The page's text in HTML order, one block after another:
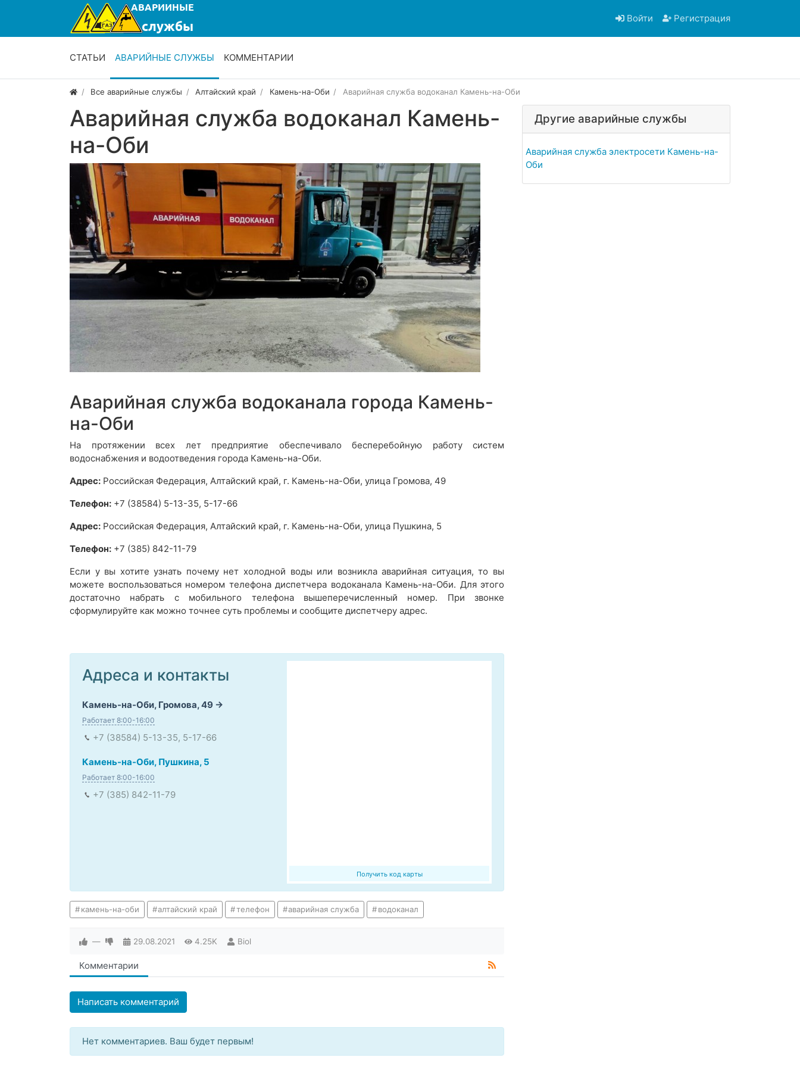
Войти Регистрация
СТАТЬИ АВАРИЙНЫЕ СЛУЖБЫ КОММЕНТАРИИ
Все аварийные службы Алтайский край Камень-на-Оби Аварийная служба водоканал Камень-на-Оби
Аварийная служба водоканал Камень-
на-Оби
Аварийная служба водоканала города Камень-
на-Оби
На протяжении всех лет предприятие обеспечивало бесперебойную работу систем
водоснабжения и водоотведения города Камень-на-Оби.
Адрес: Российская Федерация, Алтайский край, г. Камень-на-Оби, улица Громова, 49
Телефон: +7 (38584) 5-13-35, 5-17-66
Адрес: Российская Федерация, Алтайский край, г. Камень-на-Оби, улица Пушкина, 5
Телефон: +7 (385) 842-11-79
Если у вы хотите узнать почему нет холодной воды или возникла аварийная ситуация, то вы
можете воспользоваться номером телефона диспетчера водоканала Камень-на-Оби. Для этого
достаточно набрать с мобильного телефона вышеперечисленный номер. При звонке
сформулируйте как можно точнее суть проблемы и сообщите диспетчеру адрес.
Получить код карты
Адреса и контакты
Камень-на-Оби, Громова, 49
Работает 8:00-16:00
+7 (38584) 5-13-35, 5-17-66
Камень-на-Оби, Пушкина, 5
Работает 8:00-16:00
+7 (385) 842-11-79
камень-на-оби алтайский край телефон аварийная служба водоканал
— 29.08.2021 4.25K Biol
Комментарии
Написать комментарий
Нет комментариев. Ваш будет первым!
Другие аварийные службы
Аварийная служба электросети Камень-на-
Оби